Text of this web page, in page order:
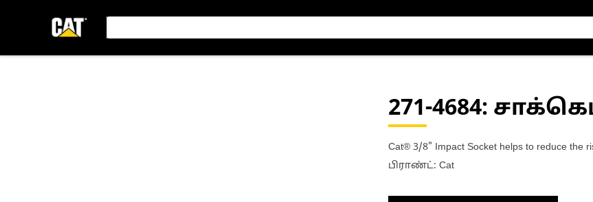
271-4684:
Cat® 3/8" Impact Socket helps to reduce the
பிராண்ட்: Cat